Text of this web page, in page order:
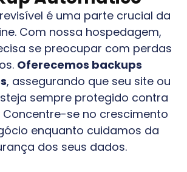
é uma parte crucial da
Com nossa hospedagem,
se preocupar com perdas
Oferecemos backups
, assegurando que seu site ou
sempre protegido contra
Concentre-se no crescimento
enquanto cuidamos da
dos seus dados.